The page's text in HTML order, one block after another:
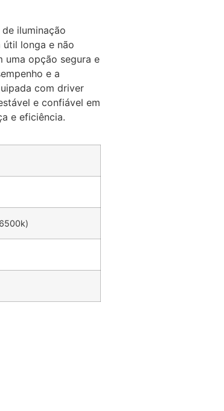
iluminação
útil longa e não
uma opção segura e
e a
com driver
e confiável em
e eficiência.